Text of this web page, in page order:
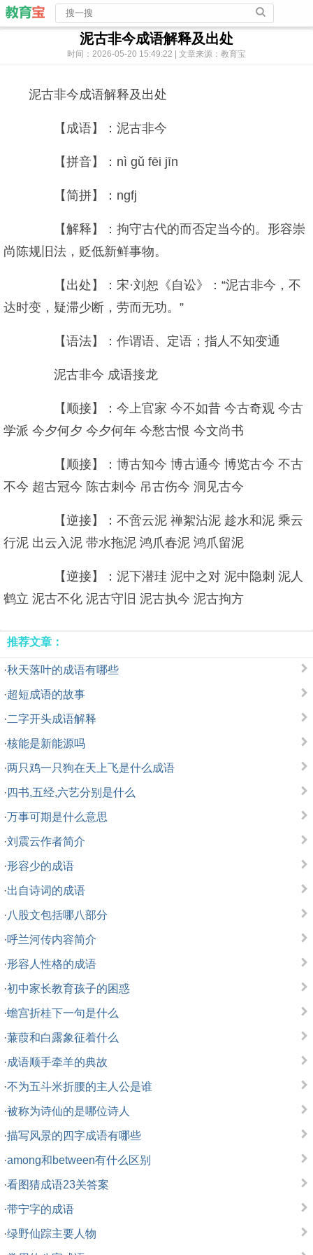
泥古非今成语解释及出处
时间：2026-05-20 15:49:22 | 文章来源：教育宝
泥古非今成语解释及出处
【成语】：泥古非今
【拼音】：nì gǔ fēi jīn
【简拼】：ngfj
【解释】：拘守古代的而否定当今的。形容崇
尚陈规旧法，贬低新鲜事物。
【出处】：宋·刘恕《自讼》：“泥古非今，不
达时变，疑滞少断，劳而无功。”
【语法】：作谓语、定语；指人不知变通
泥古非今 成语接龙
【顺接】：今上官家 今不如昔 今古奇观 今古
学派 今夕何夕 今夕何年 今愁古恨 今文尚书
【顺接】：博古知今 博古通今 博览古今 不古
不今 超古冠今 陈古刺今 吊古伤今 洞见古今
【逆接】：不啻云泥 禅絮沾泥 趁水和泥 乘云
行泥 出云入泥 带水拖泥 鸿爪春泥 鸿爪留泥
【逆接】：泥下潜珪 泥中之对 泥中隐刺 泥人
鹤立 泥古不化 泥古守旧 泥古执今 泥古拘方
推荐文章：
·秋天落叶的成语有哪些
·超短成语的故事
·二字开头成语解释
·核能是新能源吗
·两只鸡一只狗在天上飞是什么成语
· 四书,五经,六艺分别是什么
·万事可期是什么意思
·刘震云作者简介
·形容少的成语
·出自诗词的成语
·八股文包括哪八部分
·呼兰河传内容简介
·形容人性格的成语
·初中家长教育孩子的困惑
·蟾宫折桂下一句是什么
·蒹葭和白露象征着什么
·成语顺手牵羊的典故
·不为五斗米折腰的主人公是谁
·被称为诗仙的是哪位诗人
·描写风景的四字成语有哪些
·among和between有什么区别
·看图猜成语23关答案
·带宁字的成语
·绿野仙踪主要人物